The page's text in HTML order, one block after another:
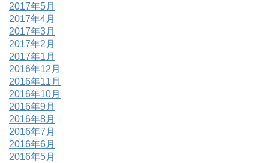
2017年5月
2017年4月
2017年3月
2017年2月
2017年1月
2016年12月
2016年11月
2016年10月
2016年9月
2016年8月
2016年7月
2016年6月
2016年5月